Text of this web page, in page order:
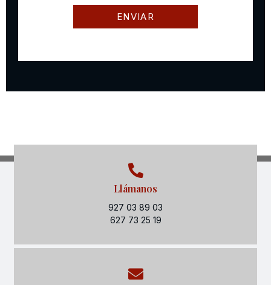
Llámanos
927 03 89 03
627 73 25 19